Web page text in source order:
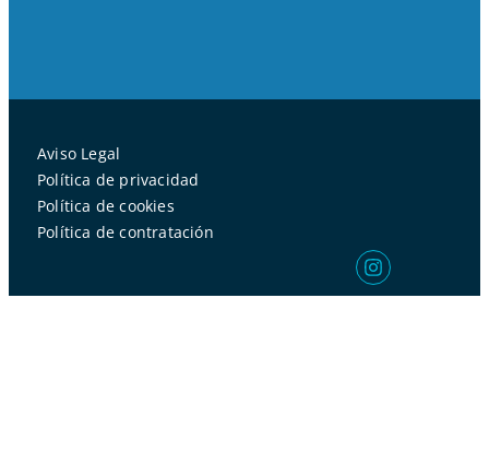
Aviso Legal
Política de privacidad
Política de cookies
Política de contratación